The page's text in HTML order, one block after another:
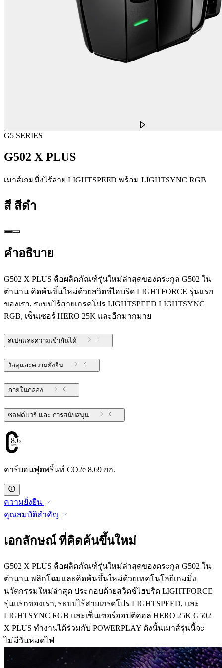
G5 SERIES
G502 X PLUS
เมาส์เกมมิ่งไร้สาย LIGHTSPEED พร้อม LIGHTSYNC RGB
สี สีดำ
คำอธิบาย
G502 X PLUS คือผลิตภัณฑ์รุ่นใหม่ล่าสุดของตระกูล G502 ใน
ตำนาน คิดค้นขึ้นใหม่ด้วยสวิตช์ไฮบริด LIGHTFORCE รุ่นแรก
ของเรา, ระบบไร้สายเกรดโปร LIGHTSPEED LIGHTSYNC
RGB, เซ็นเซอร์ HERO 25K และอีกมากมาย
สเปกและความเข้ากันได้
วัสดุและความยั่งยืน
ภายในกล่อง
ซอฟต์แวร์ และ การสนับสนุน
8.69
คาร์บอนฟุตพริ้นท์ CO2e 8.69 กก.
ความยั่งยืน
คุณสมบัติสำคัญ
เอกลักษณ์ ที่คิดค้นขึ้นใหม่
G502 X PLUS คือผลิตภัณฑ์รุ่นใหม่ล่าสุดของตระกูล G502 ใน
ตำนาน พลิกโฉมและคิดค้นขึ้นใหม่ด้วยเทคโนโลยีเกมมิ่ง
นวัตกรรมใหม่ล่าสุด ประกอบด้วยสวิตช์ไฮบริด LIGHTFORCE
รุ่นแรกของเรา, ระบบไร้สายเกรดโปร LIGHTSPEED, และ
LIGHTSYNC RGB และเซ็นเซอร์ออปติคอล HERO 25K G502
X PLUS ทำงานได้ร่วมกับ POWERPLAY ดังนั้นเมาส์รุ่นนี้จะ
ไม่มีวันหมดไฟ